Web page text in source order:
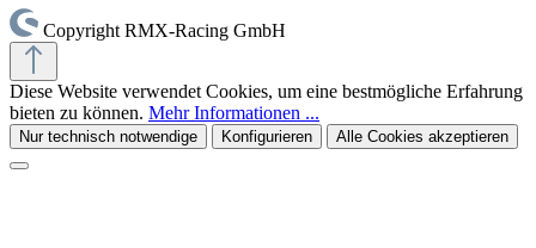
Copyright RMX-Racing GmbH
Diese Website verwendet Cookies, um eine bestmögliche Erfahrung
bieten zu können. Mehr Informationen ...
Nur technisch notwendige Konfigurieren Alle Cookies akzeptieren